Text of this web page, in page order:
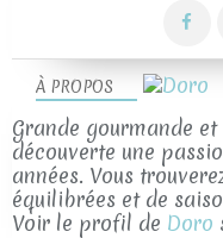
À PROPOS
Grande gourmande
découverte une
années. Vous
équilibrées et de
Voir le profil de Doro